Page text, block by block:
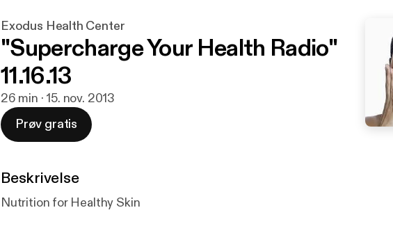
Exodus Health Center
"Supercharge Your Health Radio"
11.16.13
26 min · 15. nov. 2013
Prøv gratis
Beskrivelse
Nutrition for Healthy Skin